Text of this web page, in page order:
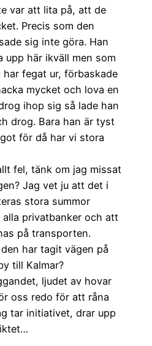
var att lita på, att de
Precis som den
sig inte göra. Han
upp här ikväll men som
fegat ur, förbaskade
mycket och lova en
ihop sig så lade han
drog. Bara han är tyst
för då har vi stora
fel, tänk om jag missat
Jag vet ju att det i
stora summor
privatbanker och att
på transporten.
har tagit vägen på
till Kalmar?
ljudet av hovar
oss redo för att råna
tar initiativet, drar upp